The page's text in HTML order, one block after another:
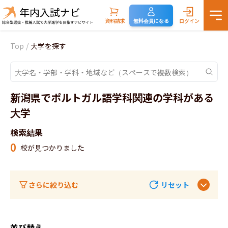
資料請求 無料会員になる ログイン
Top / 大学を探す
新潟県でポルトガル語学科関連の学科がある
大学
検索結果
0 校が見つかりました
さらに絞り込む リセット